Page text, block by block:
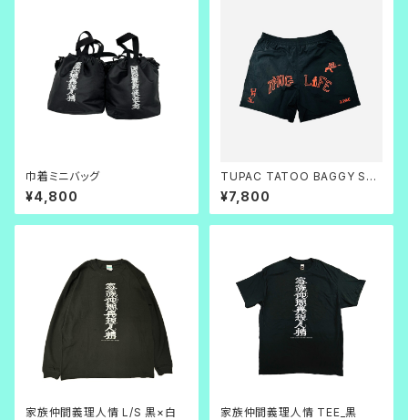
巾着ミニバッグ
¥4,800
TUPAC TATOO BAGGY SH
ORTS(黒×赤)
¥7,800
家族仲間義理人情 L/S 黒×白 家族仲間義理人情 TEE_黒